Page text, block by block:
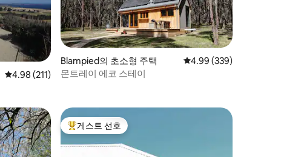
평점 4.98점(5점 만점), 후기 211개
4.98 (211)
Blampied의 초소형 주택 평점 4.99점(5점 만점),
4.99 (339)
몬트레이 에코 스테이
상위 게스트 선호
게스트 선호